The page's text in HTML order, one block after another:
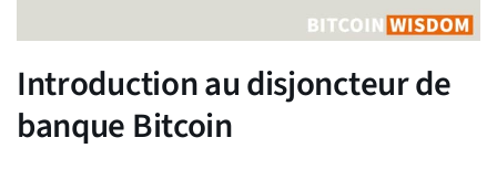
Introduction au disjoncteur de
banque Bitcoin